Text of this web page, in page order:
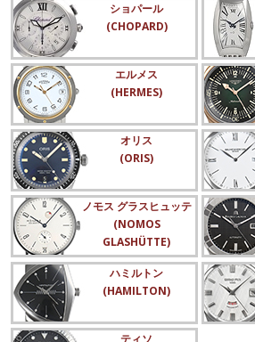
ショパール
(CHOPARD)
エルメス
(HERMES)
オリス
(ORIS)
ノモス グラスヒュッテ
(NOMOS
GLASHÜTTE)
ハミルトン
(HAMILTON)
ティソ